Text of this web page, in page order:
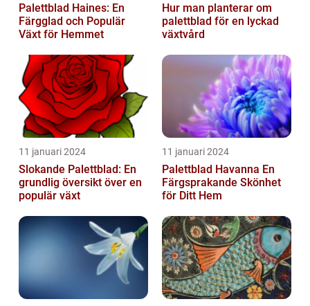
Palettblad Haines: En
Färgglad och Populär
Växt för Hemmet
Hur man planterar om
palettblad för en lyckad
växtvård
11 januari 2024
Slokande Palettblad: En
grundlig översikt över en
populär växt
11 januari 2024
Palettblad Havanna En
Färgsprakande Skönhet
för Ditt Hem